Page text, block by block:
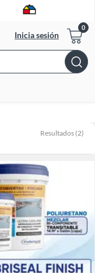
Inicia sesión
Resultados (2)